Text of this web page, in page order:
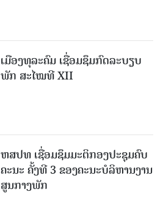
ເມືອງທຸລະຄົມ ເຊື່ອມຊຶມກົດລະບຽບ
ພັກ ສະໄໝທີ XII
ຫສປທ ເຊື່ອມຊຶມມະຕິກອງປະຊຸມຄົບ
ຄະນະ ຄັ້ງທີ 3 ຂອງຄະນະບໍລິຫານງານ
ສູນກາງພັກ